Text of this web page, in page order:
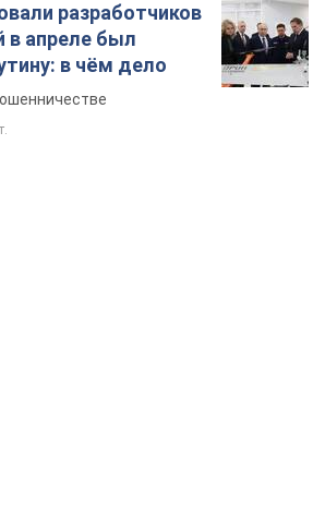
разработчиков
в апреле был
в чём дело